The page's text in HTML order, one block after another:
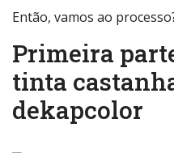
Então, vamos ao
Primeira
tinta
dekapcolor